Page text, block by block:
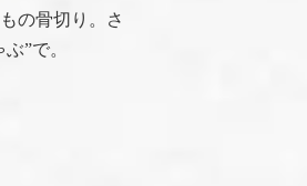
の骨切り。さ
”で。